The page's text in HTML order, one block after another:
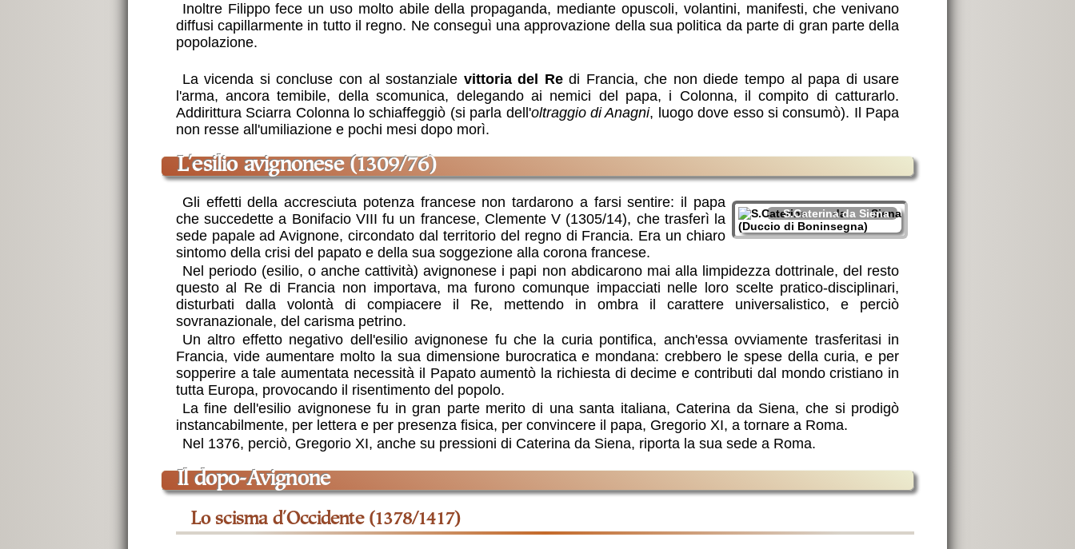
Inoltre Filippo fece un uso molto abile della propaganda, mediante opuscoli, volantini, manifesti, che venivano
diffusi capillarmente in tutto il regno. Ne conseguì una approvazione della sua politica da parte di gran parte della
popolazione.
La vicenda si concluse con al sostanziale vittoria del Redi Francia, che non diede tempo al papa di usare
l'arma, ancora temibile, della scomunica, delegando ai nemici del papa, i Colonna, il compito di catturarlo.
Addirittura Sciarra Colonna lo schiaffeggiò (si parla dell'oltraggio di Anagni, luogo dove esso si consumò). Il Papa
non resse all'umiliazione e pochi mesi dopo morì.
l'esilio avignonese (1309/76)
S.Caterina da Siena
Gli effetti della accresciuta potenza francese non tardarono a farsi sentire: il papa
che succedette a Bonifacio VIII fu un francese, Clemente V (1305/14), che trasferì la
sede papale ad Avignone, circondato dal territorio del regno di Francia. Era un chiaro
sintomo della crisi del papato e della sua soggezione alla corona francese.
Nel periodo (esilio, o anche cattività) avignonese i papi non abdicarono mai alla limpidezza dottrinale, del resto
questo al Re di Francia non importava, ma furono comunque impacciati nelle loro scelte pratico-disciplinari,
disturbati dalla volontà di compiacere il Re, mettendo in ombra il carattere universalistico, e perciò
sovranazionale, del carisma petrino.
Un altro effetto negativo dell'esilio avignonese fu che la curia pontifica, anch'essa ovviamente trasferitasi in
Francia, vide aumentare molto la sua dimensione burocratica e mondana: crebbero le spese della curia, e per
sopperire a tale aumentata necessità il Papato aumentò la richiesta di decime e contributi dal mondo cristiano in
tutta Europa, provocando il risentimento del popolo.
La fine dell'esilio avignonese fu in gran parte merito di una santa italiana, Caterina da Siena, che si prodigò
instancabilmente, per lettera e per presenza fisica, per convincere il papa, Gregorio XI, a tornare a Roma.
Nel 1376, perciò, Gregorio XI, anche su pressioni di Caterina da Siena, riporta la sua sede a Roma.
il dopo-Avignone
lo scisma d'Occidente (1378/1417)